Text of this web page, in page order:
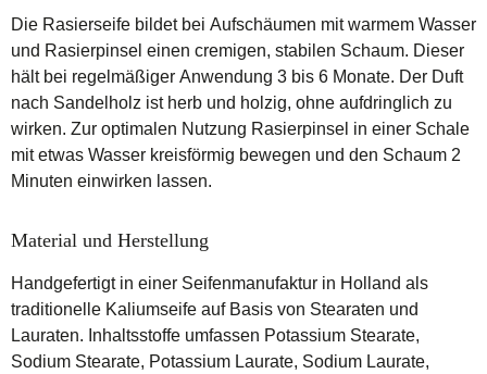
Die Rasierseife bildet bei Aufschäumen mit warmem Wasser
und Rasierpinsel einen cremigen, stabilen Schaum. Dieser
hält bei regelmäßiger Anwendung 3 bis 6 Monate. Der Duft
nach Sandelholz ist herb und holzig, ohne aufdringlich zu
wirken. Zur optimalen Nutzung Rasierpinsel in einer Schale
mit etwas Wasser kreisförmig bewegen und den Schaum 2
Minuten einwirken lassen.
Material und Herstellung
Handgefertigt in einer Seifenmanufaktur in Holland als
traditionelle Kaliumseife auf Basis von Stearaten und
Lauraten. Inhaltsstoffe umfassen Potassium Stearate,
Sodium Stearate, Potassium Laurate, Sodium Laurate,